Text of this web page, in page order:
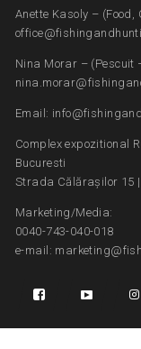
Anette Kasoly – (Food,
Nina Morar – (Pescuit
Email:
Complex expozitional
Bucuresti
Strada Călărașilor 15
Marketing/Media:
0040-743-040-018
e-mail: